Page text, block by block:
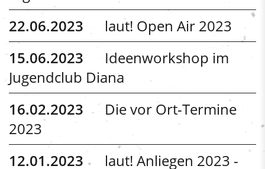
22.06.2023
laut! Open Air 2023
15.06.2023
Ideenworkshop im
Jugendclub Diana
16.02.2023
Die vor Ort-Termine
2023
12.01.2023
laut! Anliegen 2023 -